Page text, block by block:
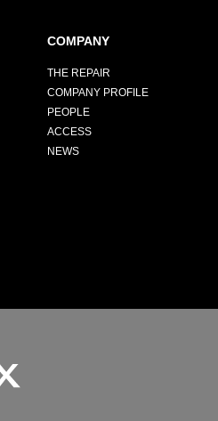
COMPANY
THE REPAIR
COMPANY PROFILE
PEOPLE
ACCESS
NEWS